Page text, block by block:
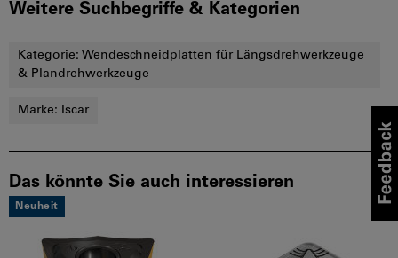
Weitere Suchbegriffe & Kategorien
Kategorie: Wendeschneidplatten für Längsdrehwerkzeuge
& Plandrehwerkzeuge
Marke: Iscar
Das könnte Sie auch interessieren
Neuheit